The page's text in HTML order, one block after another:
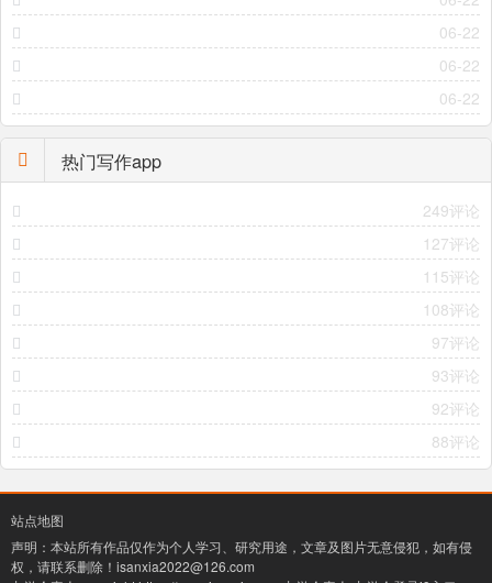
06-22
06-22
06-22
热门写作app
249评论
127评论
115评论
108评论
97评论
93评论
92评论
88评论
站点地图
声明：本站所有作品仅作为个人学习、研究用途，文章及图片无意侵犯，如有侵
权，请联系删除！ isanxia2022@126.com